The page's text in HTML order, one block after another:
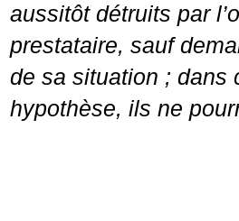
aussitôt détruits par
prestataire, sauf
de sa situation ; dans
hypothèse, ils ne